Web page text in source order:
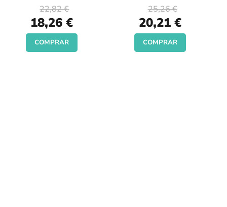
Special
Price
18,26 €
22,82 €
COMPRAR
Special
Price
20,21 €
25,26 €
COMPRAR